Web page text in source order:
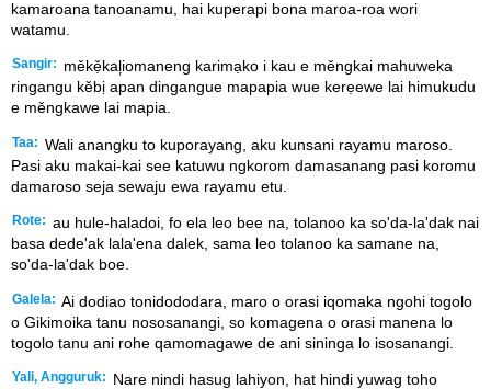
kamaroana tanoanamu, hai kuperapi bona maroa-roa wori
watamu.
Sangir:
měkẹ̌kal᷊iomaneng karimạko i kau e měngkai mahuweka
ringangu kěbị apan dingangue mapapia wue kerẹewe lai himukudu
e měngkawe lai mapia.
Taa: Wali anangku to kuporayang, aku kunsani rayamu maroso.
Pasi aku makai-kai see katuwu ngkorom damasanang pasi koromu
damaroso seja sewaju ewa rayamu etu.
Rote: au hule-haladoi, fo ela leo bee na, tolanoo ka so'da-la'dak nai
basa dede'ak lala'ena dalek, sama leo tolanoo ka samane na,
so'da-la'dak boe.
Galela: Ai dodiao tonidododara, maro o orasi iqomaka ngohi togolo
o Gikimoika tanu nososanangi, so komagena o orasi manena lo
togolo tanu ani rohe qamomagawe de ani sininga lo isosanangi.
Yali, Angguruk:
Nare nindi hasug lahiyon, hat hindi yuwag toho